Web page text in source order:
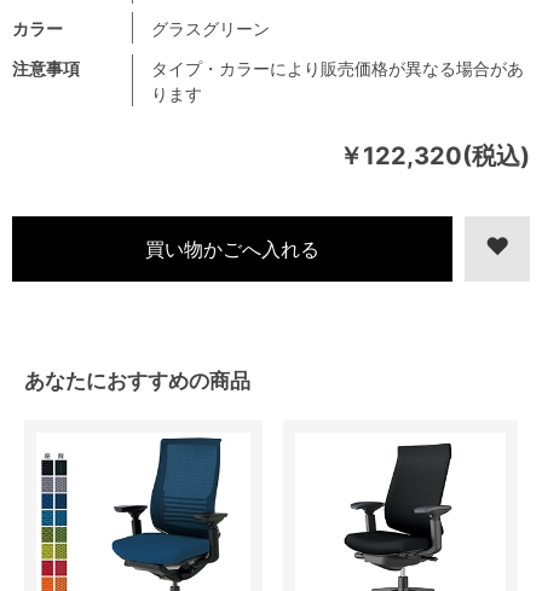
￥122,320(税込)
注意事項
タイプ・カラーにより販売価格が異なる場合があ
ります
カラー
グラスグリーン
あなたにおすすめの商品